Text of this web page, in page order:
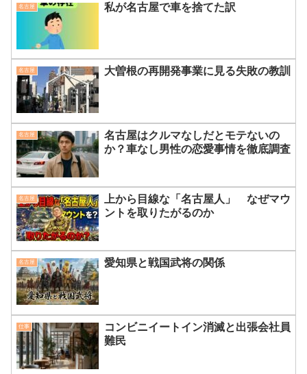
名古屋 私が名古屋で車を捨てた訳
名古屋 大曽根の再開発事業に見る失敗の教訓
名古屋
名古屋はクルマなしだとモテないの
か？車なし男性の恋愛事情を徹底調査
名古屋
上から目線な「名古屋人」 なぜマウ
ントを取りたがるのか
名古屋 愛知県と戦国武将の関係
仕事
コンビニイートイン消滅と出張会社員
難民